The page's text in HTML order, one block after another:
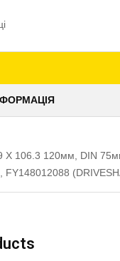
X 106.3 120мм, DIN